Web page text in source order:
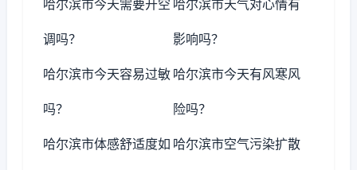
哈尔滨市今天需要开空
调吗？
哈尔滨市天气对心情有
影响吗？
哈尔滨市今天容易过敏
吗？
哈尔滨市今天有风寒风
险吗？
哈尔滨市体感舒适度如 哈尔滨市空气污染扩散